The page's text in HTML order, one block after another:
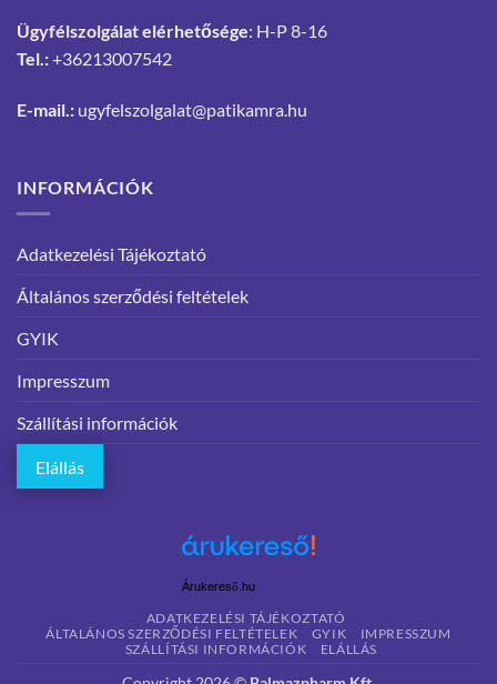
Ügyfélszolgálat elérhetősége: H-P 8-16
Tel.:+36213007542
E-mail.: ugyfelszolgalat@patikamra.hu
INFORMÁCIÓK
Adatkezelési Tájékoztató
Általános szerződési feltételek
GYIK
Impresszum
Szállítási információk
Elállás
Árukereső.hu
ADATKEZELÉSI TÁJÉKOZTATÓ
ÁLTALÁNOS SZERZŐDÉSI FELTÉTELEK
GYIK
IMPRESSZUM
SZÁLLÍTÁSI INFORMÁCIÓK
ELÁLLÁS